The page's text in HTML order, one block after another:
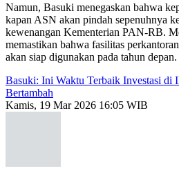
Namun, Basuki menegaskan bahwa
kapan ASN akan pindah sepenuhnya
kewenangan Kementerian PAN-RB.
memastikan bahwa fasilitas
akan siap digunakan pada tahun depan.
Basuki: Ini Waktu Terbaik Investasi di
Bertambah
Kamis, 19 Mar 2026 16:05 WIB